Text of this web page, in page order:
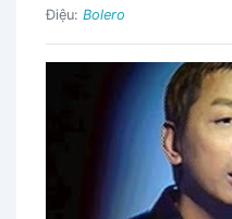
Điệu: Bolero